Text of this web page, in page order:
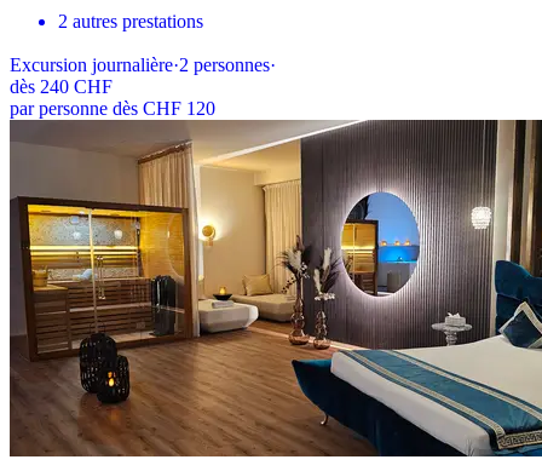
2 autres prestations
Excursion journalière·2 personnes·
dès 240 CHF
par personne dès CHF 120